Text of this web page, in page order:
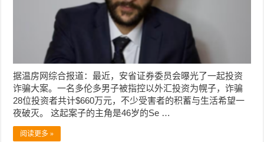
据温房网综合报道：最近，安省证券委员会曝光了一起投资
诈骗大案。一名多伦多男子被指控以外汇投资为幌子，诈骗
28位投资者共计$660万元，不少受害者的积蓄与生活希望一
夜破灭。 这起案子的主角是46岁的Se …
阅读更多 »